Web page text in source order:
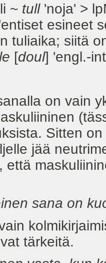
~ tull'noja' >
esineet
tuliaika; siitä
[doul] 'engl.-
on vain
Sitten
jää
että
sana on
tärkeitä.